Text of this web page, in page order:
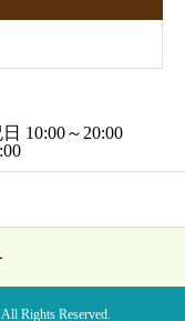
10:00～20:00
Rights Reserved.